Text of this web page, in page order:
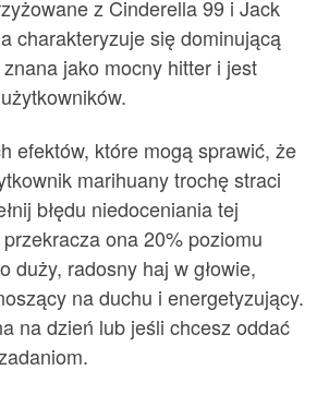
z Cinderella 99 i Jack
charakteryzuje się dominującą
jako mocny hitter i jest
efektów, które mogą sprawić, że
marihuany trochę straci
błędu niedoceniania tej
ona 20% poziomu
duży, radosny haj w głowie,
na duchu i energetyzujący.
na dzień lub jeśli chcesz oddać